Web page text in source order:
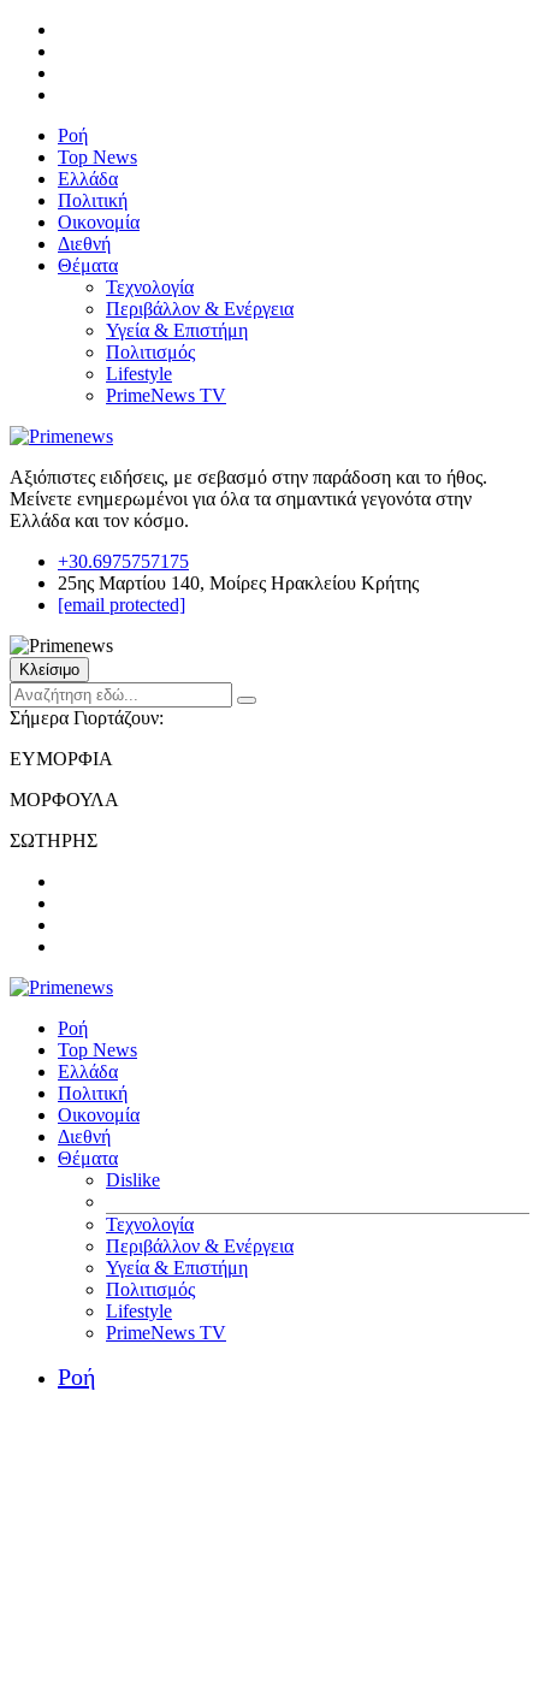
Ροή
Top News
Ελλάδα
Πολιτική
Οικονομία
Διεθνή
Θέματα
Τεχνολογία
Περιβάλλον & Ενέργεια
Υγεία & Επιστήμη
Πολιτισμός
Lifestyle
PrimeNews TV
Αξιόπιστες ειδήσεις, με σεβασμό στην παράδοση και το ήθος.
Μείνετε ενημερωμένοι για όλα τα σημαντικά γεγονότα στην
Ελλάδα και τον κόσμο.
+30.6975757175
25ης Μαρτίου 140, Μοίρες Ηρακλείου Κρήτης
[email protected]
Κλείσιμο
Σήμερα Γιορτάζουν:
ΕΥΜΟΡΦΙΑ
ΜΟΡΦΟΥΛΑ
ΣΩΤΗΡΗΣ
Ροή
Top News
Ελλάδα
Πολιτική
Οικονομία
Διεθνή
Θέματα
Dislike
Τεχνολογία
Περιβάλλον & Ενέργεια
Υγεία & Επιστήμη
Πολιτισμός
Lifestyle
PrimeNews TV
Ροή